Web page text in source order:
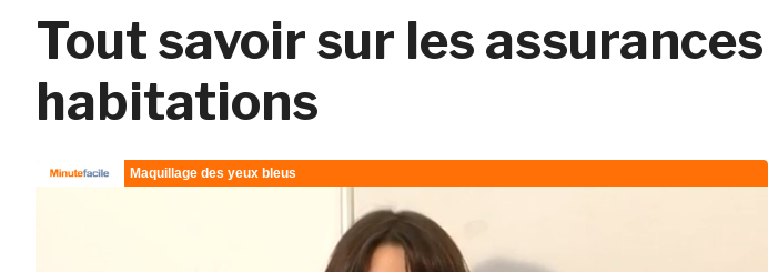
Tout savoir sur les assurances
habitations